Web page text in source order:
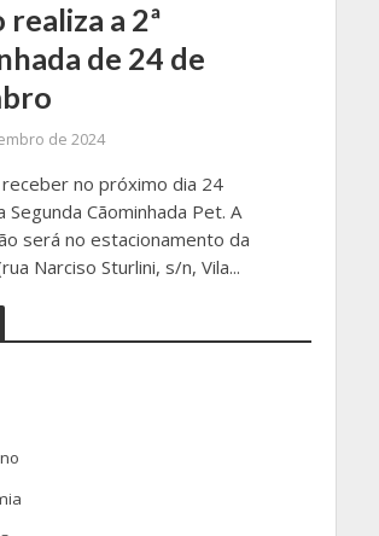
realiza a 2ª
de 24 de
de 2024
no próximo dia 24
Segunda Cãominhada Pet. A
será no estacionamento da
Narciso Sturlini, s/n, Vila...